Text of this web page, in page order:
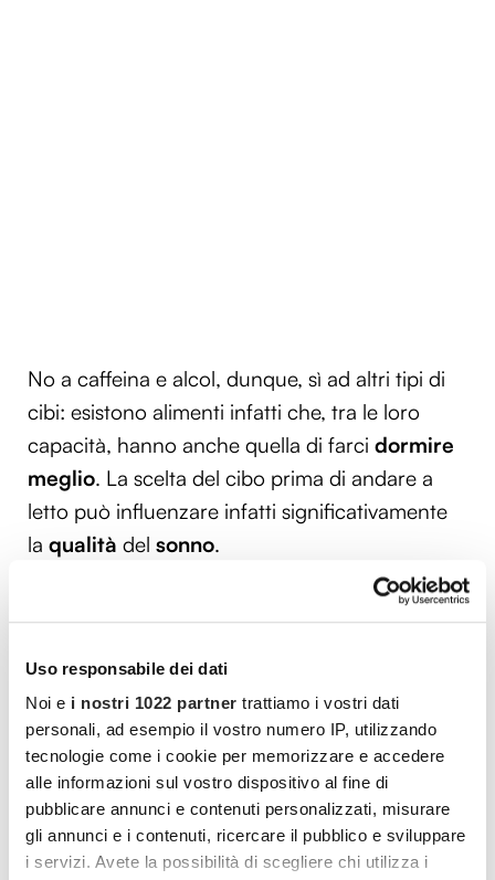
Uso responsabile dei dati
Noi e i nostri 1022 partner trattiamo i vostri dati
personali, ad esempio il vostro numero IP, utilizzando
tecnologie come i cookie per memorizzare e accedere
alle informazioni sul vostro dispositivo al fine di
pubblicare annunci e contenuti personalizzati, misurare
gli annunci e i contenuti, ricercare il pubblico e sviluppare
i servizi. Avete la possibilità di scegliere chi utilizza i
No a caffeina e alcol, dunque, sì ad altri tipi di
cibi: esistono alimenti infatti che, tra le loro
capacità, hanno anche quella di farci dormire
meglio. La scelta del cibo prima di andare a
letto può influenzare infatti significativamente
la qualità del sonno.
? La scelta
deve cadere su alimenti leggeri e nutrienti, per
favorire un riposo più profondo e confortevole.
No a pasti pesanti e ricchi di grassi che
potrebbero causare indigestione; porte aperte,
invece, ad esempio, a unoyogurt naturale con
frutta, a una piccola porzione dinoci ,
mandorle opistacchi, oppure unabanana.
Questi alimenti contengono infatti triptofano,